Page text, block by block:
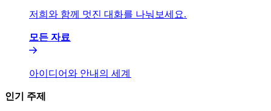
저희와 함께 멋진 대화를 나눠보세요.​​
모든 자료​​
아이디어와 안내의 세계​​
인기 주제​​